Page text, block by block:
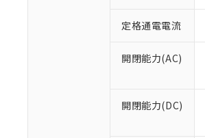
定格通電電流
開閉能力(AC)
開閉能力(DC)